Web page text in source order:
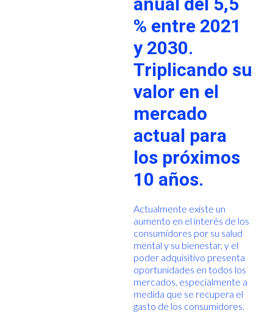
% entre 2021
y 2030.
Triplicando su
valor en el
mercado
actual para
los próximos
10 años.
Actualmente existe un
aumento en el interés de los
consumidores por su salud
mental y su bienestar, y el
poder adquisitivo presenta
oportunidades en todos los
mercados, especialmente a
medida que se recupera el
gasto de los consumidores.